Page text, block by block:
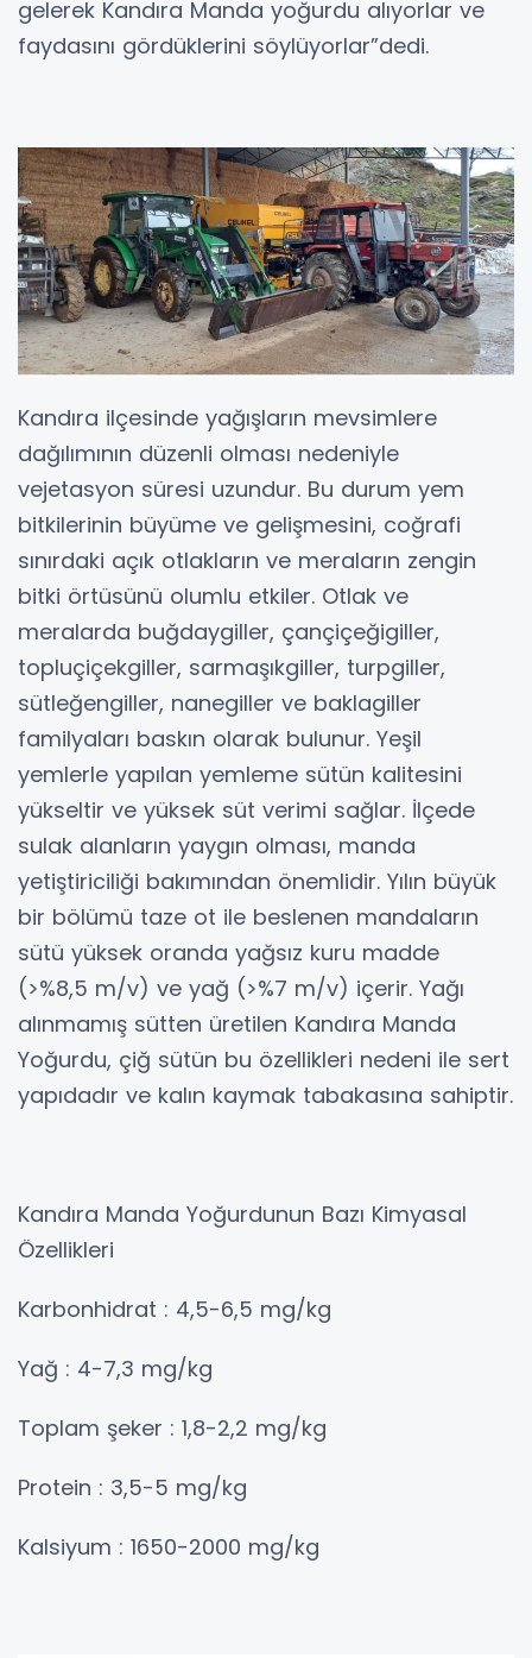
gelerek Kandıra Manda yoğurdu alıyorlar ve
faydasını gördüklerini söylüyorlar”dedi.
Kandıra ilçesinde yağışların mevsimlere
dağılımının düzenli olması nedeniyle
vejetasyon süresi uzundur. Bu durum yem
bitkilerinin büyüme ve gelişmesini, coğrafi
sınırdaki açık otlakların ve meraların zengin
bitki örtüsünü olumlu etkiler. Otlak ve
meralarda buğdaygiller, çançiçeğigiller,
topluçiçekgiller, sarmaşıkgiller, turpgiller,
sütleğengiller, nanegiller ve baklagiller
familyaları baskın olarak bulunur. Yeşil
yemlerle yapılan yemleme sütün kalitesini
yükseltir ve yüksek süt verimi sağlar. İlçede
sulak alanların yaygın olması, manda
yetiştiriciliği bakımından önemlidir. Yılın büyük
bir bölümü taze ot ile beslenen mandaların
sütü yüksek oranda yağsız kuru madde
(>%8,5 m/v) ve yağ (>%7 m/v) içerir. Yağı
alınmamış sütten üretilen Kandıra Manda
Yoğurdu, çiğ sütün bu özellikleri nedeni ile sert
yapıdadır ve kalın kaymak tabakasına sahiptir.
Kandıra Manda Yoğurdunun Bazı Kimyasal
Özellikleri
Karbonhidrat : 4,5-6,5 mg/kg
Yağ : 4-7,3 mg/kg
Toplam şeker : 1,8-2,2 mg/kg
Protein : 3,5-5 mg/kg
Kalsiyum : 1650-2000 mg/kg